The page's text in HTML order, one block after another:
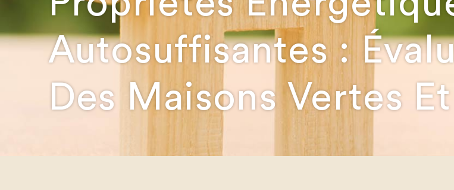
Autosuffisantes :
Des Maisons Vertes